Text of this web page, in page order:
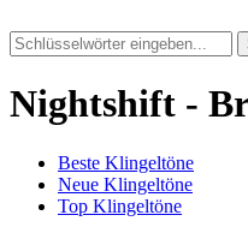
Nightshift -
Beste Klingeltöne
Neue Klingeltöne
Top Klingeltöne